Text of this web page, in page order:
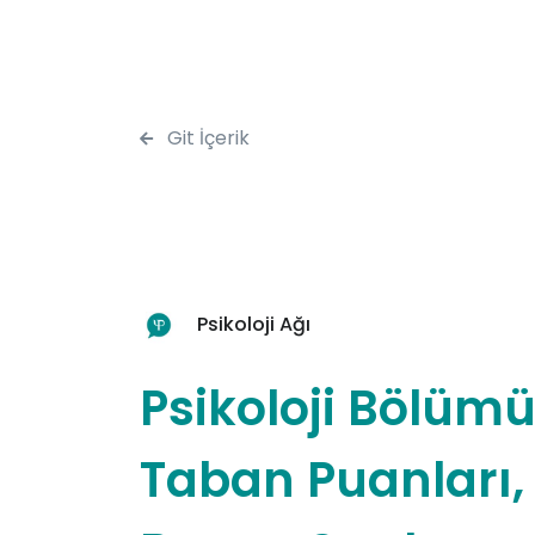
Git İçerik
Psikoloji Ağı
Psikoloji Bölümü
Taban Puanları,